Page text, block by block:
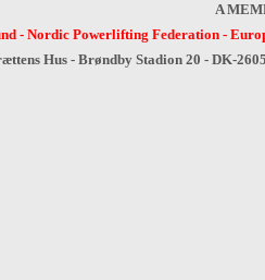
A
- Nordic Powerlifting Federation-
Hus - Brøndby Stadion 20 - DK-